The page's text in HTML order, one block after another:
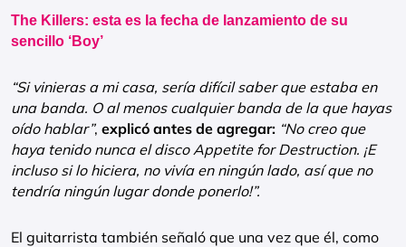
The Killers: esta es la fecha de lanzamiento de su
sencillo ‘Boy’
“Si vinieras a mi casa, sería difícil saber que estaba en
una banda. O al menos cualquier banda de la que hayas
oído hablar”, explicó antes de agregar: “No creo que
haya tenido nunca el disco Appetite for Destruction. ¡E
incluso si lo hiciera, no vivía en ningún lado, así que no
tendría ningún lugar donde ponerlo!”.
El guitarrista también señaló que una vez que él, como